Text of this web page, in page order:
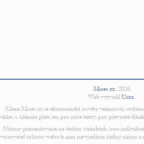
Mises.cz, 2026
Web vytvořil Urza.
Cílem Mises.cz je ekonomická osvěta veřejnosti;
s šířením platí jen pro naše texty; pro převzaté
Názory prezentované na těchto stránkách jsou
tohoto webu k nim nevyjadřuje žádný názor a